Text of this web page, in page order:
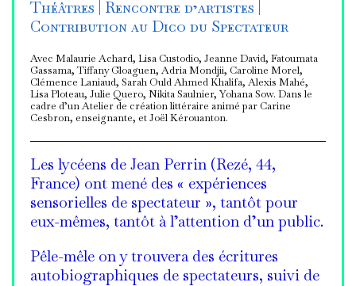
Théâtres | Rencontre d’artistes |
Contribution au Dico du Spectateur
Avec Malaurie Achard, Lisa Custodio, Jeanne David, Fatoumata
Gassama, Tiffany Gloaguen, Adria Mondjii, Caroline Morel,
Clémence Laniaud, Sarah Ould Ahmed Khalifa, Alexis Mahé,
Lisa Ploteau, Julie Quero, Nikita Saulnier, Yohana Sow. Dans le
cadre d’un Atelier de création littéraire animé par Carine
Cesbron, enseignante, et Joël Kérouanton.
Les lycéens de Jean Perrin (Rezé, 44,
France) ont mené des « expériences
sensorielles de spectateur », tantôt pour
eux-mêmes, tantôt à l’attention d’un public.
Pêle-mêle on y trouvera des écritures
autobiographiques de spectateurs, suivi de